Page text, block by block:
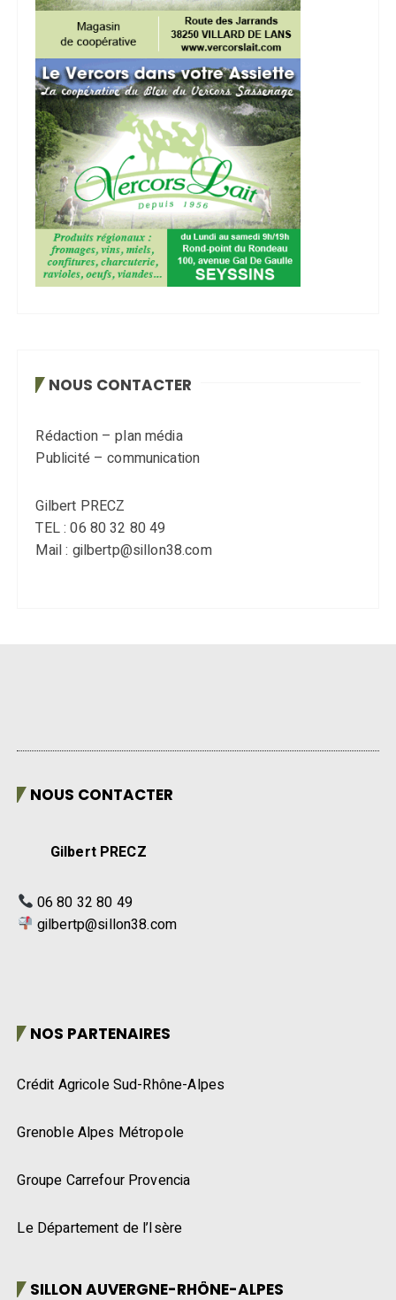
NOUS CONTACTER
Rédaction – plan média
Publicité – communication
Gilbert PRECZ
TEL : 06 80 32 80 49
Mail : gilbertp@sillon38.com
NOUS CONTACTER
Gilbert PRECZ
06 80 32 80 49
gilbertp@sillon38.com
NOS PARTENAIRES
Crédit Agricole Sud-Rhône-Alpes
Grenoble Alpes Métropole
Groupe Carrefour Provencia
Le Département de l’Isère
SILLON AUVERGNE-RHÔNE-ALPES